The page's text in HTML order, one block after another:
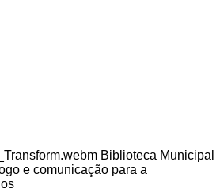
Biblioteca Municipal
e comunicação para a